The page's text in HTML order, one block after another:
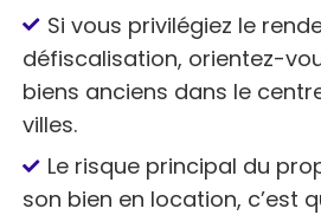
Si vous privilégiez le
défiscalisation, orientez-
biens anciens dans le
villes.
Le risque principal du
son bien en location, c’est